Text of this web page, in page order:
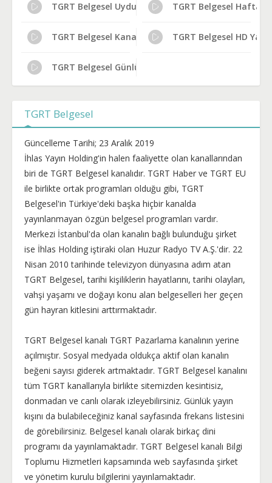
TGRT Belgesel Uydu Alıcısı AyarlarıTGRT Belgesel Haftalık
TGRT Belgesel Kanal KünyesiTGRT Belgesel HD
TGRT Belgesel Günlük Program Akışı
TGRT Belgesel
Güncelleme Tarihi; 23 Aralık 2019
İhlas Yayın Holding'in halen faaliyette olan kanallarından
biri de TGRT Belgesel kanalıdır. TGRT Haber ve TGRT EU
ile birlikte ortak programları olduğu gibi, TGRT
Belgesel'in Türkiye'deki başka hiçbir kanalda
yayınlanmayan özgün belgesel programları vardır.
Merkezi İstanbul'da olan kanalın bağlı bulunduğu şirket
ise İhlas Holding iştiraki olan Huzur Radyo TV A.Ş.'dir. 22
Nisan 2010 tarihinde televizyon dünyasına adım atan
TGRT Belgesel, tarihi kişiliklerin hayatlarını, tarihi olayları,
vahşi yaşamı ve doğayı konu alan belgeselleri her geçen
gün hayran kitlesini arttırmaktadır.
TGRT Belgesel kanalı TGRT Pazarlama kanalının yerine
açılmıştır. Sosyal medyada oldukça aktif olan kanalın
beğeni sayısı giderek artmaktadır. TGRT Belgesel kanalını
tüm TGRT kanallarıyla birlikte sitemizden kesintisiz,
donmadan ve canlı olarak izleyebilirsiniz. Günlük yayın
kışını da bulabileceğiniz kanal sayfasında frekans listesini
de görebilirsiniz. Belgesel kanalı olarak birkaç dini
programı da yayınlamaktadır. TGRT Belgesel kanalı Bilgi
Toplumu Hizmetleri kapsamında web sayfasında şirket
ve yönetim kurulu bilgilerini yayınlamaktadır.